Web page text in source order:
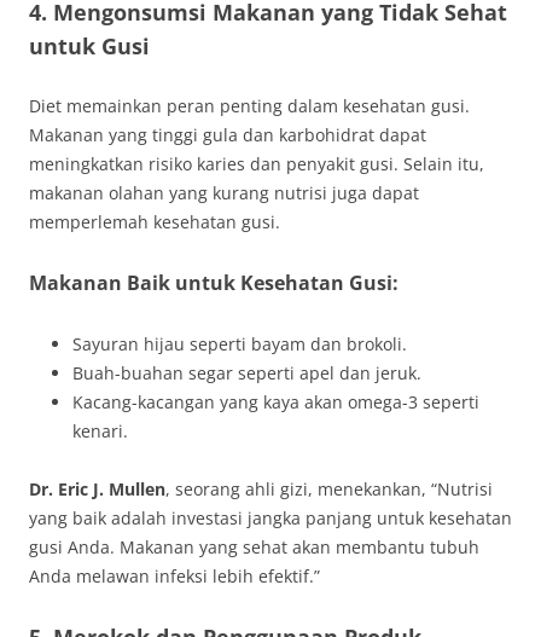
4. Mengonsumsi Makanan yang Tidak Sehat
untuk Gusi
Diet memainkan peran penting dalam kesehatan gusi.
Makanan yang tinggi gula dan karbohidrat dapat
meningkatkan risiko karies dan penyakit gusi. Selain itu,
makanan olahan yang kurang nutrisi juga dapat
memperlemah kesehatan gusi.
Makanan Baik untuk Kesehatan Gusi:
Sayuran hijau seperti bayam dan brokoli.
Buah-buahan segar seperti apel dan jeruk.
Kacang-kacangan yang kaya akan omega-3 seperti
kenari.
Dr. Eric J. Mullen, seorang ahli gizi, menekankan, “Nutrisi
yang baik adalah investasi jangka panjang untuk kesehatan
gusi Anda. Makanan yang sehat akan membantu tubuh
Anda melawan infeksi lebih efektif.”